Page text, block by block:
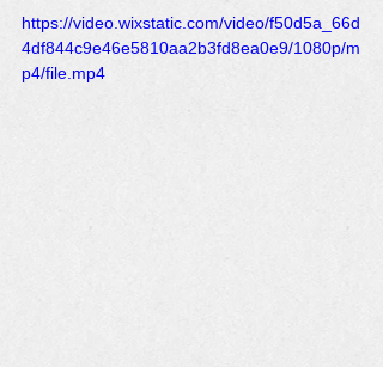
https://video.wixstatic.com/video/f50d5a_66d
4df844c9e46e5810aa2b3fd8ea0e9/1080p/m
p4/file.mp4